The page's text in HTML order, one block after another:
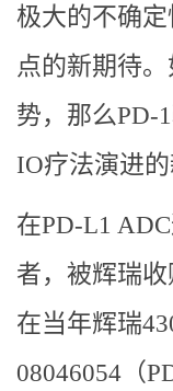
极大的不确
点的新期待
势，那么PD-
IO疗法演进的
在PD-L1
者，被辉瑞收
在当年辉瑞
08046054（